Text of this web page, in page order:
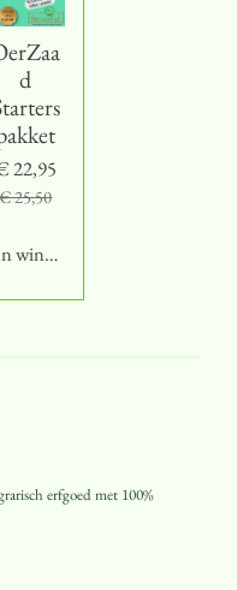
d
22,95
€ 25,50
winkelwagen
erfgoed met 100%